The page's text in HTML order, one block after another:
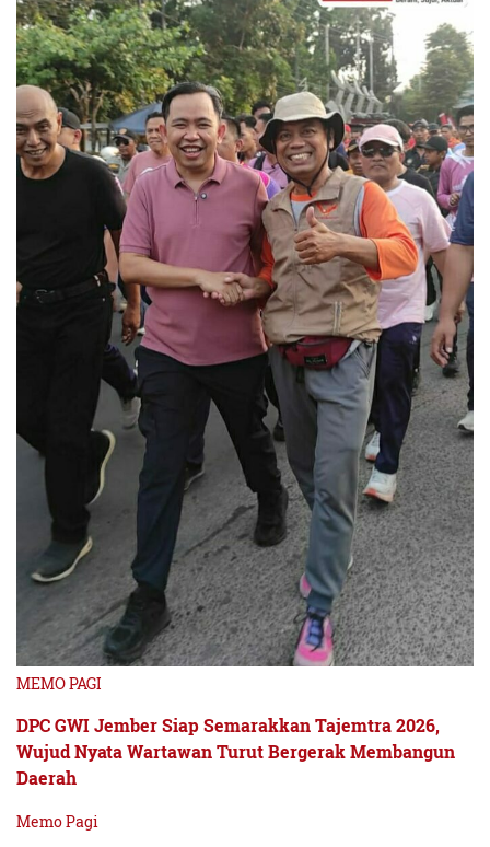
MEMO PAGI
DPC GWI Jember Siap Semarakkan Tajemtra 2026,
Wujud Nyata Wartawan Turut Bergerak Membangun
Daerah
Memo Pagi